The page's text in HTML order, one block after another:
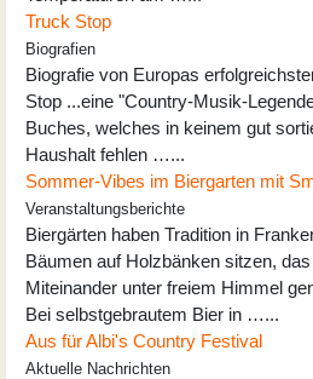
Truck Stop
Biografien
Biografie von Europas
Stop ...eine "Country-Musik-
Buches, welches in keinem gut
Haushalt fehlen …...
Sommer-Vibes im Biergarten mit
Veranstaltungsberichte
Biergärten haben Tradition in
Bäumen auf Holzbänken sitzen,
Miteinander unter freiem Himmel
Bei selbstgebrautem Bier in …...
Aus für Albi's Country Festival
Aktuelle Nachrichten